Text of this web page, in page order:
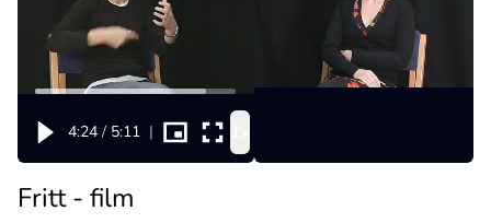
4:24 / 5:11 |
Fritt - film